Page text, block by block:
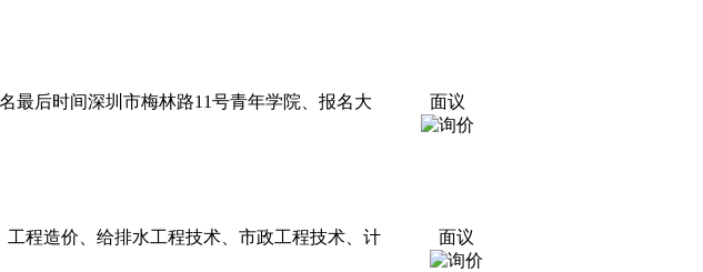
最后时间深圳市梅林路11号青年学院、报名大
面议
程造价、给排水工程技术、市政工程技术、计
面议